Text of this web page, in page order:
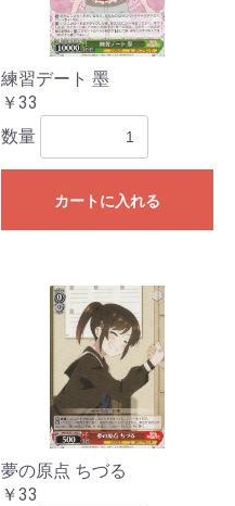
練習デート 墨
￥33
数量
カートに入れる
夢の原点 ちづる
￥33
カートへ進む